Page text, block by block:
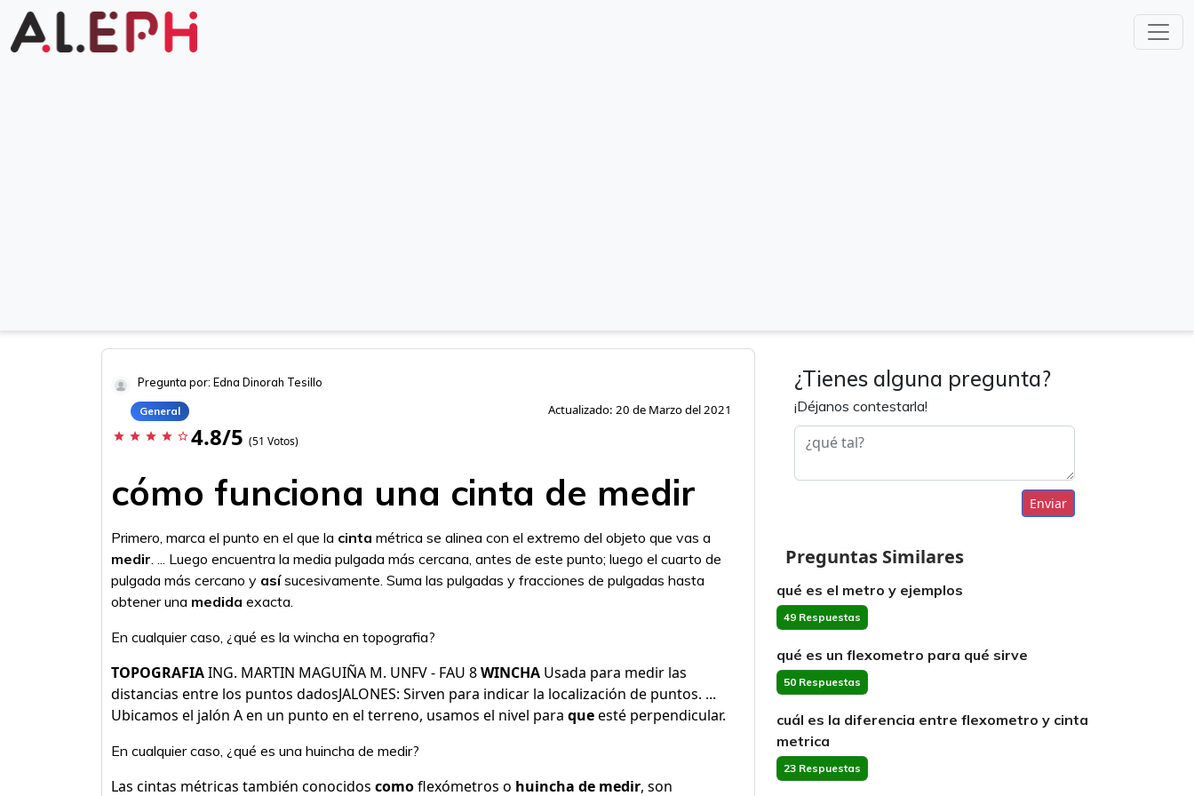
Pregunta por: Edna Dinorah Tesillo
General Actualizado: 20 de Marzo del 2021
star star star star star_border 4.8/5 (51 Votos)
cómo funciona una cinta de medir
Primero, marca el punto en el que la cinta métrica se alinea con el extremo del objeto que vas a
medir. ... Luego encuentra la media pulgada más cercana, antes de este punto; luego el cuarto de
pulgada más cercano y asísucesivamente. Suma las pulgadas y fracciones de pulgadas hasta
obtener una medida exacta.
En cualquier caso, ¿qué es la wincha en topografia?
TOPOGRAFIAING. MARTIN MAGUIÑA M. UNFV - FAU 8WINCHA Usada para medir las
distancias entre los puntos dadosJALONES: Sirven para indicar la localización de puntos. ...
Ubicamos el jalón A en un punto en el terreno, usamos el nivel para queesté perpendicular.
En cualquier caso, ¿qué es una huincha de medir?
Las cintas métricas también conocidos comoflexómetros o huincha de medir, son
¿Tienes alguna pregunta?
¡Déjanos contestarla!
Enviar
Preguntas Similares
qué es el metro y ejemplos
49 Respuestas
qué es un flexometro para qué sirve
50 Respuestas
cuál es la diferencia entre flexometro y cinta
metrica
23 Respuestas